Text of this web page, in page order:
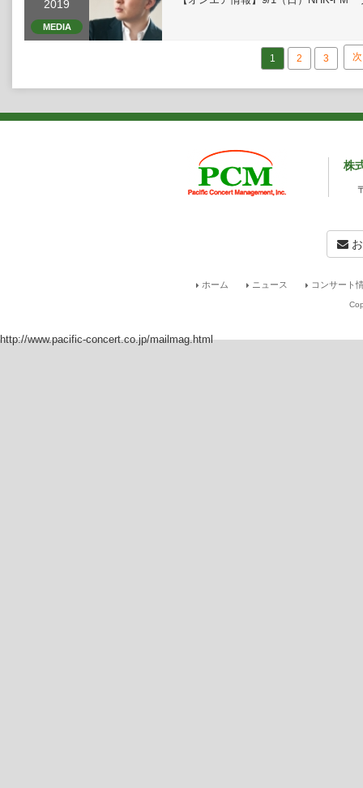
2019
MEDIA
1 2 3 次
株
ホーム ニュース コンサート
http://www.pacific-concert.co.jp/mailmag.html